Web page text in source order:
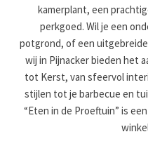
kamerplant, een
perkgoed. Wil je een
potgrond, of een
wij in Pijnacker bieden het
tot Kerst, van sfeervol
stijlen tot je barbecue en
“Eten in de Proeftuin” is